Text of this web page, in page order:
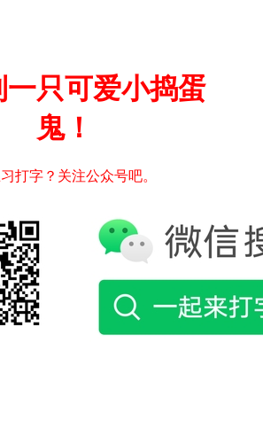
一只可爱小捣蛋
鬼！
打字？关注公众号吧。